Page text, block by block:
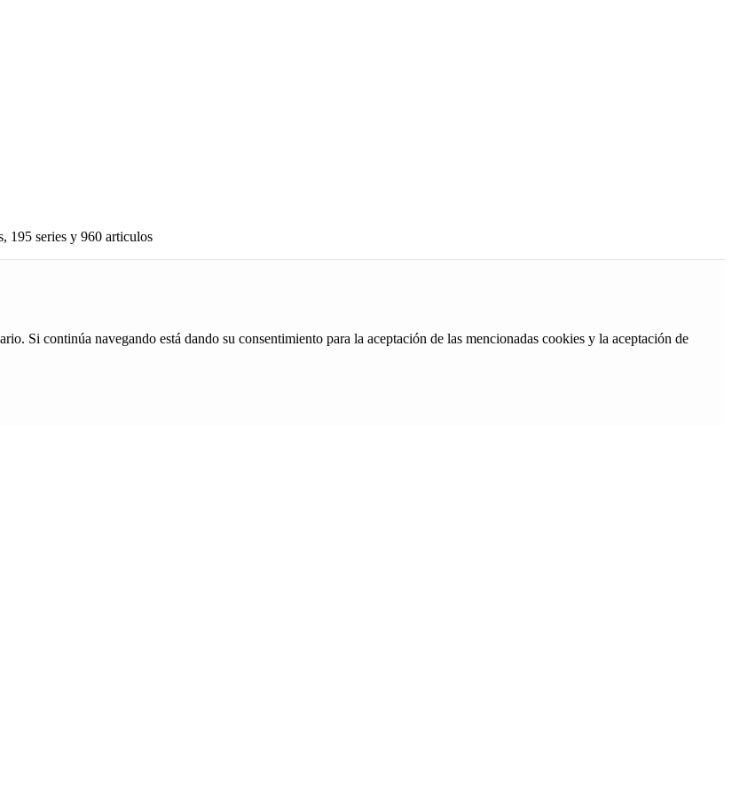
195 series y 960 articulos
Si continúa navegando está dando su consentimiento para la aceptación de las mencionadas cookies y la aceptación de